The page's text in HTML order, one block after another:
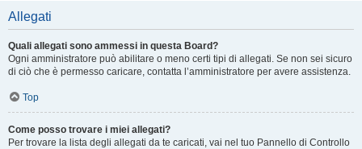
Allegati
Quali allegati sono ammessi in questa Board?
Ogni amministratore può abilitare o meno certi tipi di allegati. Se non sei sicuro
di ciò che è permesso caricare, contatta l’amministratore per avere assistenza.
Top
Come posso trovare i miei allegati?
Per trovare la lista degli allegati da te caricati, vai nel tuo Pannello di Controllo